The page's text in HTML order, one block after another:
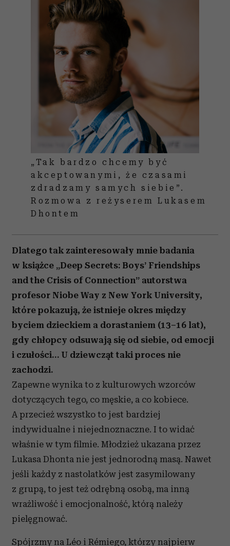
„Tak bardzo chcemy być
akceptowanymi, że czasami
zdradzamy samych siebie”.
Rozmowa z reżyserem Lukasem
Dhontem
Dlatego tak zainteresowały mnie badania
w książce „Deep Secrets: Boys’ Friendships
and the Crisis of Connection” autorstwa
profesor Niobe Way z New York University,
które pokazują, że istnieje okres między
byciem dzieckiem a dorastaniem (13–16 lat),
gdy chłopcy odsuwają się od siebie, od emocji
i czułości… U dziewcząt taki proces nie
zachodzi.
Zapewne wynika to z kulturowych wzorców
dotyczących tego, co męskie, a co kobiece.
A przecież wszystko to jest bardziej
indywidualne i niejednoznaczne. I to widać
właśnie w tym filmie. Młodzież ukazana przez
Lukasa Dhonta nie jest jednorodną masą. Nawet
jeśli każdy z nastolatków jest zasymilowany
z grupą, to jest też odrębną osobą, ma inną
wrażliwość i emocjonalność, którą należy
pielęgnować.
Spójrzmy na Léo i Rémiego, którzy najpierw